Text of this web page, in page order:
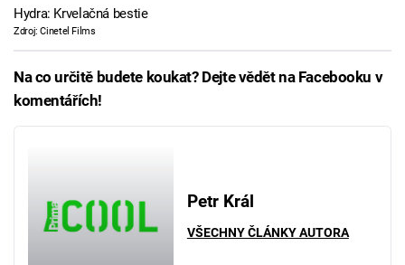
Hydra: Krvelačná bestie
Zdroj: Cinetel Films
Na co určitě budete koukat? Dejte vědět na Facebooku v
komentářích!
Petr Král
VŠECHNY ČLÁNKY AUTORA